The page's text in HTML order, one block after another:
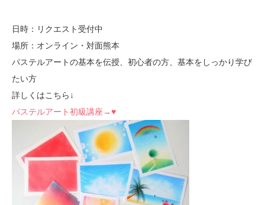
日時：リクエスト受付中
場所：オンライン・対面熊本
パステルアートの基本を伝授、初心者の方、基本をしっかり学び
たい方
詳しくはこちら↓
パステルアート初級講座→♥